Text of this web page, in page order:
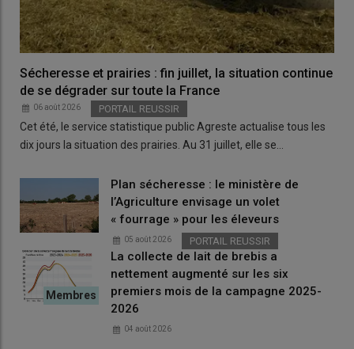
Sécheresse et prairies : fin juillet, la situation continue
de se dégrader sur toute la France
06 août 2026 PORTAIL REUSSIR
Cet été, le service statistique public Agreste actualise tous les
dix jours la situation des prairies. Au 31 juillet, elle se…
Plan sécheresse : le ministère de
l’Agriculture envisage un volet
« fourrage » pour les éleveurs
05 août 2026 PORTAIL REUSSIR
La collecte de lait de brebis a
nettement augmenté sur les six
premiers mois de la campagne 2025-
2026
04 août 2026